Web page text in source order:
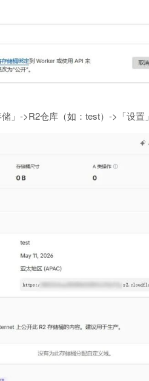
」->R2仓库（如：test）->「设置」